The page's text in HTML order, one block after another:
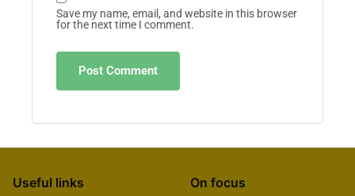
Save my name, email, and website in this browser
for the next time I comment.
Useful links
On focus